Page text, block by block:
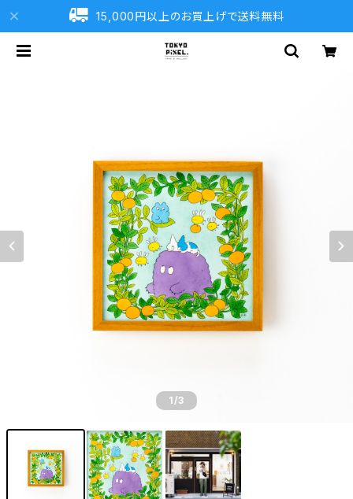
15,000円以上のお買上げで送料無料
1/3